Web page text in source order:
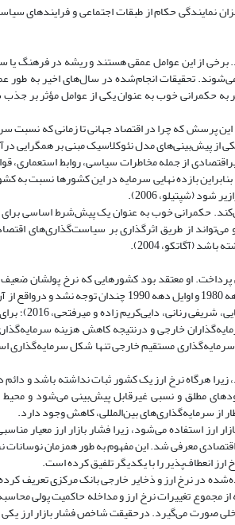
نمایندگی حکام از طبقات اجتماعی و فرایندهای
برخی از این عوامل عمقی هستند و ریشه در فرهنگ
تحقیقات انجام‌شده در سال‌های اخیر به طور
را اثبات کرده‌اند (حسین‌زاده بحرینی، 2005). در سال‌های اخیر به حکمرانی خوب به عنوان یکی از
مستقیم خارجی را اولین‌بار لوکاس (1990)، مطرح کرد. او با طرح این پرسش که چرا در اقتصاد جهانی تا
از پیش‌بینی‌های مدل نئوکلاسیک مبنی بر همگرایی
از جمله مخاطرات سیاسی، روابط استعماری،
بازده نهایی سرمایه در این کشورها نسبت به
(شپتیلو، 2006).
حکمرانی خوب به عنوان یک پیش‌شرط اساسی
از طریق اثرگذاری بر سیاست‌گذاری‌های
(آگاتکو، 2004).
پرداخت. او معتقد بود کشورهایی که نرخ پولشان
افزایش قدرت خرید خود، احتمالاً اقدام به جذب سرمایه‌گذاری مستقیم خارجی می‌کنند. به این تبیین تا اواخر دهه 1980 و
موضوع نرخ ارز به عنوان یکی از عوامل
سرمایه‌گذاران خارجی و درنتیجه کاهش هزینه
سرمایه‌گذاری مستقیم خارجی تنها شکل سرمایه‌گذاری
هرگاه نرخ ارز یک کشور ثبات نداشته باشد و
مطلق و نسبی غیرقابل پیش‌بینی می‌شود و محیط
از سرمایه‌گذاری‌های بین‌المللی، کاهش وجود دارد.
ارز استفاده می‌شود، زیرا فشار بازار ارز معیار
فشار بازار ارز، در سال 1997 برای نخستین‌بار در ادبیات اقتصادی معرفی شد. این مفهوم به طور
ارز انعطاف‌پذیر را با یکدیگر تلفیق کرده است.
را به عنوان تغییرات مشاهده‌شده در نرخ ارز و ذخایر خارجی بانک مرکزی
است که از مجموع تغییرات نرخ ارز و مداخله حاکمیت پولی
داخلی صورت می‌گیرد. درحقیقت ‌شاخص فشار بازار ارز